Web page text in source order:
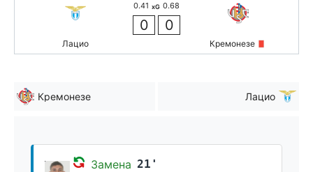
Лацио
0.41 xG 0.68
0 0
Кремонезе
Кремонезе Лацио
Замена 21'